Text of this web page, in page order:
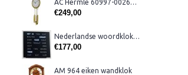
AC Hermle 60997-00261 wandklok
€249,00
Nederlandse woordklok zwart AMS 1265
€177,00
AM 964 eiken wandklok